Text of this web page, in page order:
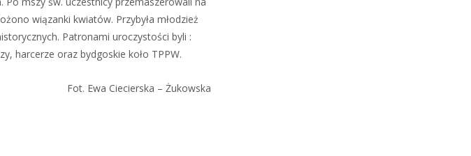
wiązanki kwiatów. Przybyła młodzież
Patronami uroczystości byli :
harcerze oraz bydgoskie koło TPPW.
Fot. Ewa Ciecierska – Żukowska